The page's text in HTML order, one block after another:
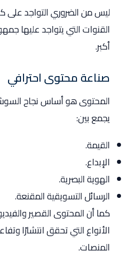
ليس من الضروري التواجد على
القنوات التي يتواجد عليها
أكبر.
صناعة محتوى احترافي
المحتوى هو أساس نجاح
يجمع بين:
القيمة.
الإبداع.
الهوية البصرية.
الرسائل التسويقية المقنعة.
كما أن المحتوى القصير
الأنواع التي تحقق انتشارًا
المنصات.